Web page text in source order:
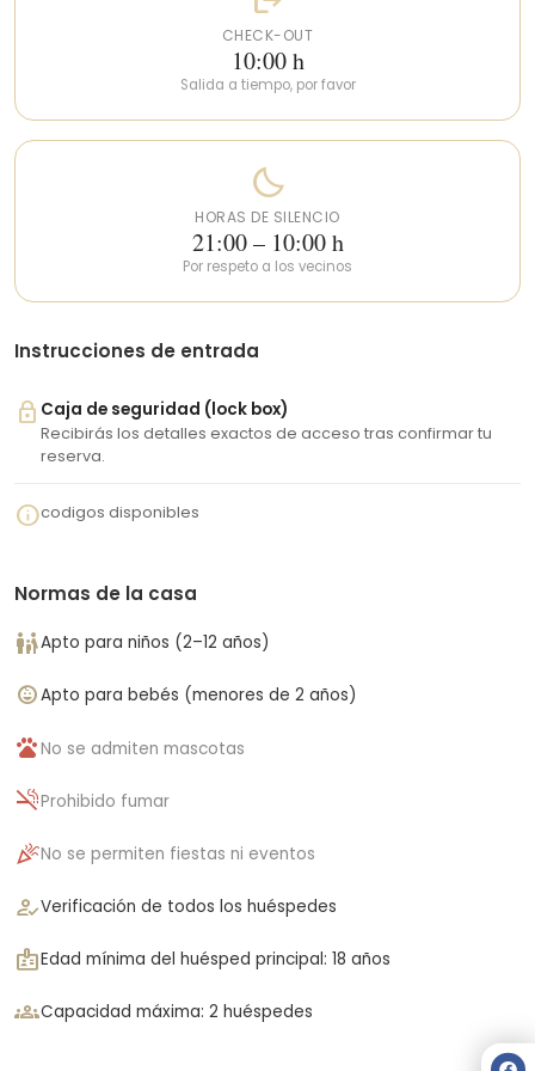
CHECK-OUT
10:00 h
Salida a tiempo, por favor
bedtime
HORAS DE SILENCIO
21:00 – 10:00 h
Por respeto a los vecinos
Instrucciones de entrada
lock Caja de seguridad (lock box)
Recibirás los detalles exactos de acceso tras confirmar tu
reserva.
infocodigos disponibles
Normas de la casa
family_restroomApto para niños (2–12 años)
child_careApto para bebés (menores de 2 años)
petsNo se admiten mascotas
smoke_freeProhibido fumar
celebrationNo se permiten fiestas ni eventos
how_to_regVerificación de todos los huéspedes
badgeEdad mínima del huésped principal: 18 años
groupsCapacidad máxima: 2 huéspedes